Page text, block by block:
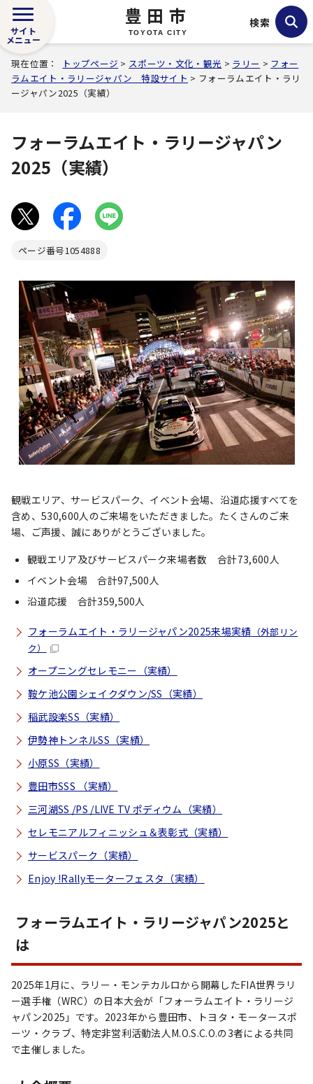
豊田市
TOYOTA CITY
サイト
メニュー
検索
現在位置： トップページ > スポーツ・文化・観光 > ラリー > フォー
ラムエイト・ラリージャパン 特設サイト > フォーラムエイト・ラリ
ージャパン2025（実績）
フォーラムエイト・ラリージャパン
2025（実績）
ページ番号1054888
観戦エリア、サービスパーク、イベント会場、沿道応援すべてを
含め、530,600人のご来場をいただきました。たくさんのご来
場、ご声援、誠にありがとうございました。
観戦エリア及びサービスパーク来場者数 合計73,600人
イベント会場 合計97,500人
沿道応援 合計359,500人
フォーラムエイト・ラリージャパン2025来場実績 （外部リン
ク）
オープニングセレモニー（実績）
鞍ケ池公園シェイクダウン/SS（実績）
稲武設楽SS（実績）
伊勢神トンネルSS（実績）
小原SS（実績）
豊田市SSS （実績）
三河湖SS /PS /LIVE TV ポディウム（実績）
セレモニアルフィニッシュ＆表彰式（実績）
サービスパーク（実績）
Enjoy !Rallyモーターフェスタ（実績）
フォーラムエイト・ラリージャパン2025と
は
2025年1月に、ラリー・モンテカルロから開幕したFIA世界ラリ
ー選手権（WRC）の日本大会が「フォーラムエイト・ラリージ
ャパン2025」です。2023年から豊田市、トヨタ・モータースポ
ーツ・クラブ、特定非営利活動法人M.O.S.C.O.の3者による共同
で主催しました。